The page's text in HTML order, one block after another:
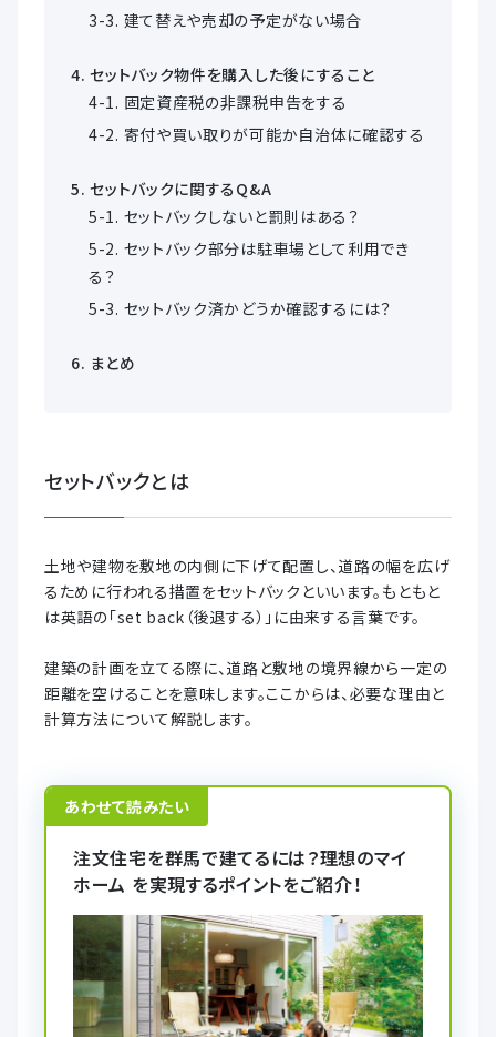
建て替えや売却の予定がない場合
セットバック物件を購入した後にすること
固定資産税の非課税申告をする
寄付や買い取りが可能か自治体に確認する
セットバックに関するQ&A
セットバックしないと罰則はある？
セットバック部分は駐車場として利用でき
る？
セットバック済かどうか確認するには？
まとめ
セットバックとは
土地や建物を敷地の内側に下げて配置し、道路の幅を広げ
るために行われる措置をセットバックといいます。もともと
は英語の「set back（後退する）」に由来する言葉です。
建築の計画を立てる際に、道路と敷地の境界線から一定の
距離を空けることを意味します。ここからは、必要な理由と
計算方法について解説します。
あわせて読みたい
注文住宅を群馬で建てるには？理想のマイ
ホーム を実現するポイントをご紹介！